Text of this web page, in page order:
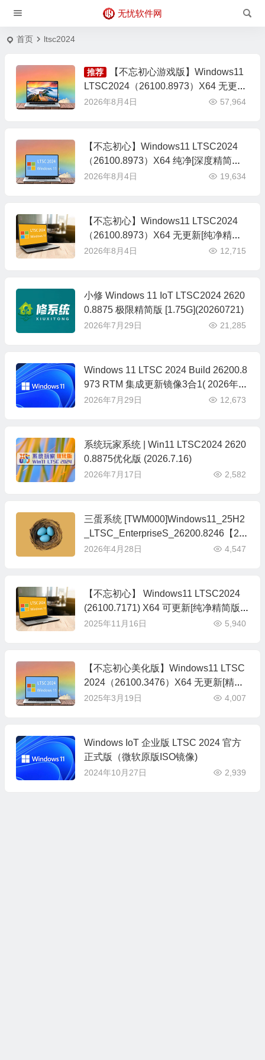
无忧软件网
首页 ltsc2024
推荐
【不忘初心游戏版】Windows11
LTSC2024（26100.8973）X64 无更新
[精简版][3.23G](2026.7.30) 苹果mac字
2026年8月4日 57,964
【不忘初心】Windows11 LTSC2024
（26100.8973）X64 纯净[深度精简版]
[1.63G](2026.7.30)
2026年8月4日 19,634
【不忘初心】Windows11 LTSC2024
（26100.8973）X64 无更新[纯净精简
版][2.72G](2026.7.30) 集成运行库、修
2026年8月4日 12,715
小修 Windows 11 IoT LTSC2024 2620
0.8875 极限精简版 [1.75G](20260721)
2026年7月29日 21,285
Windows 11 LTSC 2024 Build 26200.8
973 RTM 集成更新镜像3合1( 2026年7
月版)
2026年7月29日 12,673
系统玩家系统 | Win11 LTSC2024 2620
0.8875优化版 (2026.7.16)
2026年7月17日 2,582
三蛋系统 [TWM000]Windows11_25H2
_LTSC_EnterpriseS_26200.8246【20
26.04.16】
2026年4月28日 4,547
【不忘初心】 Windows11 LTSC2024
(26100.7171) X64 可更新[纯净精简版]
[3.68G](2025.11.13)
2025年11月16日 5,940
【不忘初心美化版】Windows11 LTSC
2024（26100.3476）X64 无更新[精简
版][2.22G](2025.3.16)
2025年3月19日 4,007
Windows IoT 企业版 LTSC 2024 官方
正式版（微软原版ISO镜像)
2024年10月27日 2,939